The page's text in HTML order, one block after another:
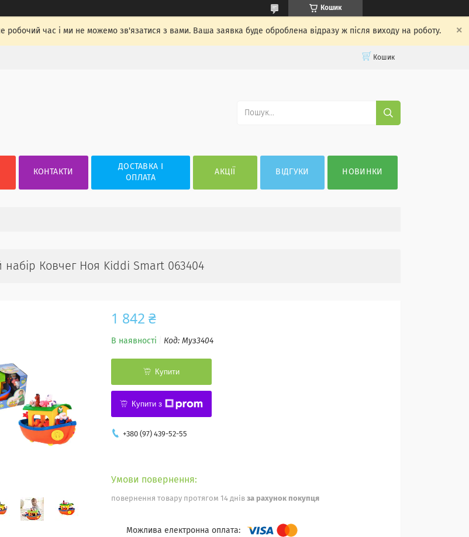
Кошик
робочий час і ми не можемо зв'язатися з вами. Ваша заявка буде оброблена відразу ж після виходу на роботу.
Кошик
КОНТАКТИ
ДОСТАВКА І
ОПЛАТА
АКЦІЇ ВІДГУКИ НОВИНКИ
набір Ковчег Ноя Kiddi Smart 063404
1 842 ₴
В наявності Код: Муз3404
Купити
Купити з
+380 (97) 439-52-55
повернення товару протягом 14 днів за рахунок покупця